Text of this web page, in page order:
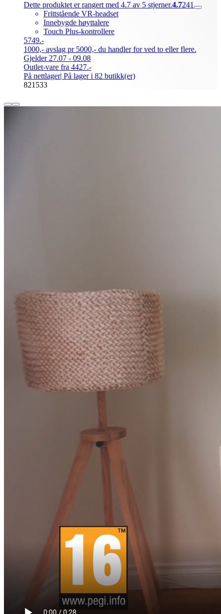
Dette produktet er rangert med 4.7 av 5 stjerner.4.7241
Frittstående VR-headset
Innebygde høyttalere
Touch Plus-kontrollere
5749.-
1000,- avslag pr 5000,- du handler for ved to eller flere.
Gjelder 27.07 - 09.08
Outlet-vare fra 4427.-
På nettlager| På lager i 82 butikk(er)
821533